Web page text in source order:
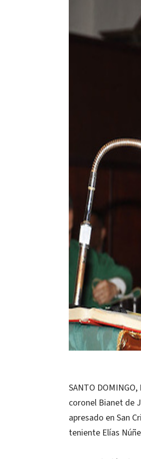
SANTO
coronel Bianet de
apresado en San
teniente Elías